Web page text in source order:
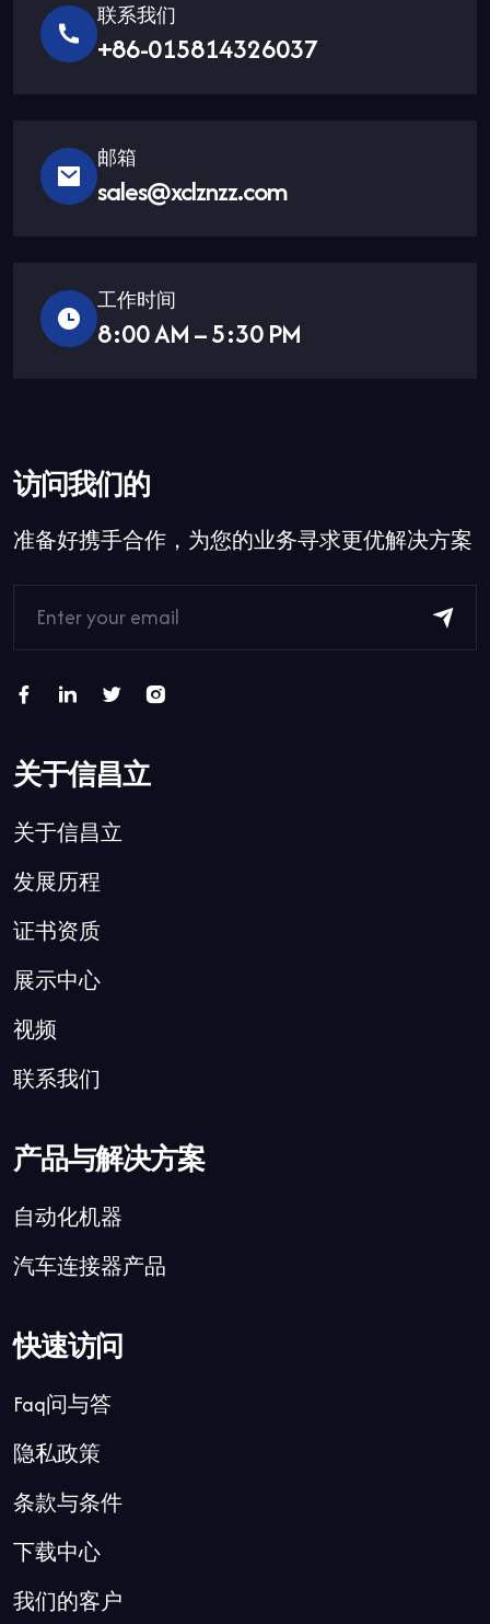
联系我们
+86-015814326037
邮箱
sales@xclznzz.com
工作时间
8:00 AM – 5:30 PM
访问我们的
准备好携手合作，为您的业务寻求更优解决方案
关于信昌立
关于信昌立
发展历程
证书资质
展示中心
视频
联系我们
产品与解决方案
自动化机器
汽车连接器产品
快速访问
Faq问与答
隐私政策
条款与条件
下载中心
我们的客户